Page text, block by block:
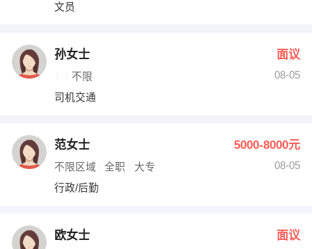
文员
孙女士 面议
不限
08-05
司机交通
范女士 5000-8000元
不限区域 全职 大专
08-05
行政/后勤
欧女士 面议